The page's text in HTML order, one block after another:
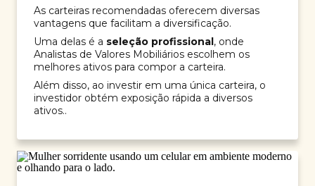
As carteiras recomendadas oferecem diversas
vantagens que facilitam a diversificação.
Uma delas é a seleção profissional, onde
Analistas de Valores Mobiliários escolhem os
melhores ativos para compor a carteira.
Além disso, ao investir em uma única carteira, o
investidor obtém exposição rápida a diversos
ativos..